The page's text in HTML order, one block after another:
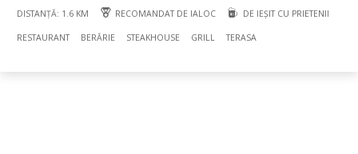
DISTANȚĂ: 1.6 KM RECOMANDAT DE IALOC DE IEȘIT CU PRIETENII
RESTAURANT BERĂRIE STEAKHOUSE GRILL TERASA